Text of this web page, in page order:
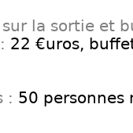
la sortie et
22 €uros,
: 50 personnes